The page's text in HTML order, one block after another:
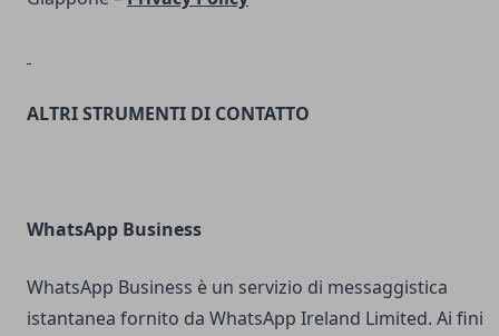
ALTRI STRUMENTI DI CONTATTO
WhatsApp Business
WhatsApp Business è un servizio di messaggistica
istantanea fornito da WhatsApp Ireland Limited. Ai fini